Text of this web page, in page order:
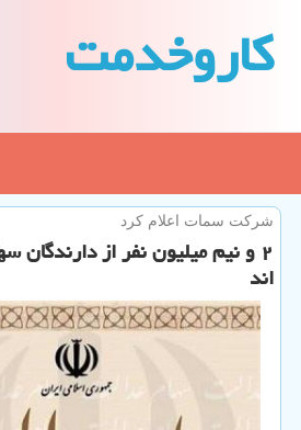
كاروخدمت
شركت سمات اعلام كرد
۲ و نیم میلیون نفر از
اند